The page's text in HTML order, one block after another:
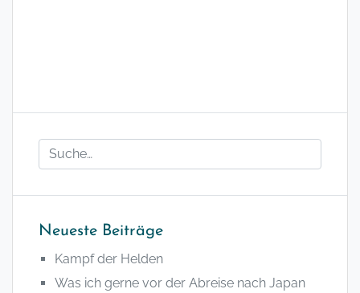
Neueste Beiträge
Kampf der Helden
Was ich gerne vor der Abreise nach Japan